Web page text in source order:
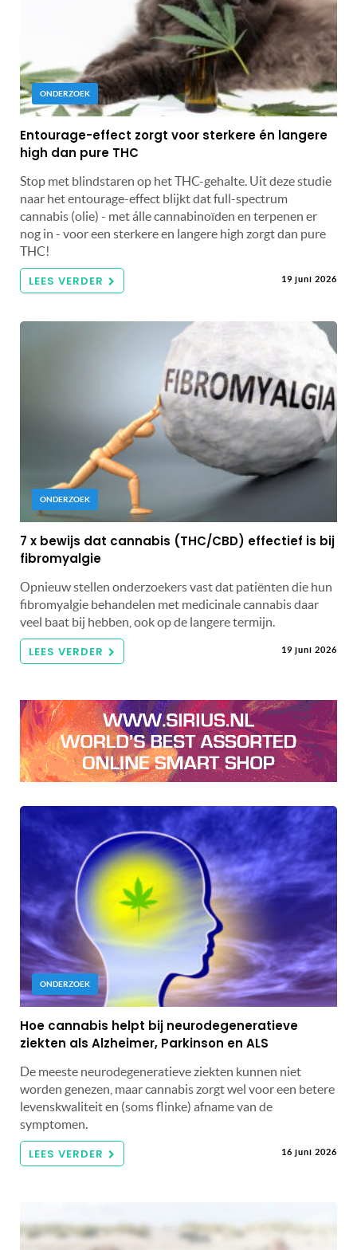
ONDERZOEK
Entourage-effect zorgt voor sterkere én langere
high dan pure THC
Stop met blindstaren op het THC-gehalte. Uit deze studie
naar het entourage-effect blijkt dat full-spectrum
cannabis (olie) - met álle cannabinoïden en terpenen er
nog in - voor een sterkere en langere high zorgt dan pure
THC!
LEES VERDER 19 juni 2026
ONDERZOEK
7 x bewijs dat cannabis (THC/CBD) effectief is bij
fibromyalgie
Opnieuw stellen onderzoekers vast dat patiënten die hun
fibromyalgie behandelen met medicinale cannabis daar
veel baat bij hebben, ook op de langere termijn.
LEES VERDER 19 juni 2026
ONDERZOEK
Hoe cannabis helpt bij neurodegeneratieve
ziekten als Alzheimer, Parkinson en ALS
De meeste neurodegeneratieve ziekten kunnen niet
worden genezen, maar cannabis zorgt wel voor een betere
levenskwaliteit en (soms flinke) afname van de
symptomen.
LEES VERDER 16 juni 2026